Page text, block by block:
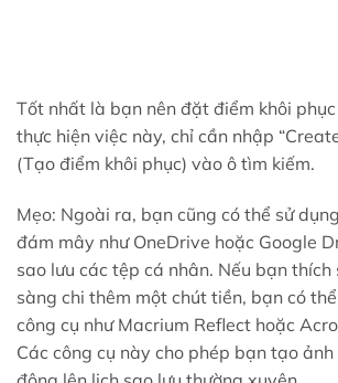
Tốt nhất là bạn nên đặt điểm khôi
thực hiện việc này, chỉ cần nhập
(Tạo điểm khôi phục) vào ô tìm kiếm.
Mẹo: Ngoài ra, bạn cũng có thể sử
đám mây như OneDrive hoặc Google
sao lưu các tệp cá nhân. Nếu bạn
sàng chi thêm một chút tiền, bạn có
công cụ như Macrium Reflect hoặc
Các công cụ này cho phép bạn tạo